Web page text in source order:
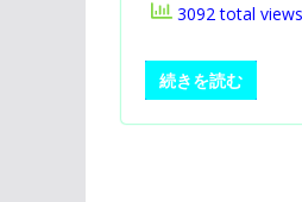
3092 total views
続きを読む